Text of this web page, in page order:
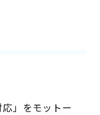
」をモットー